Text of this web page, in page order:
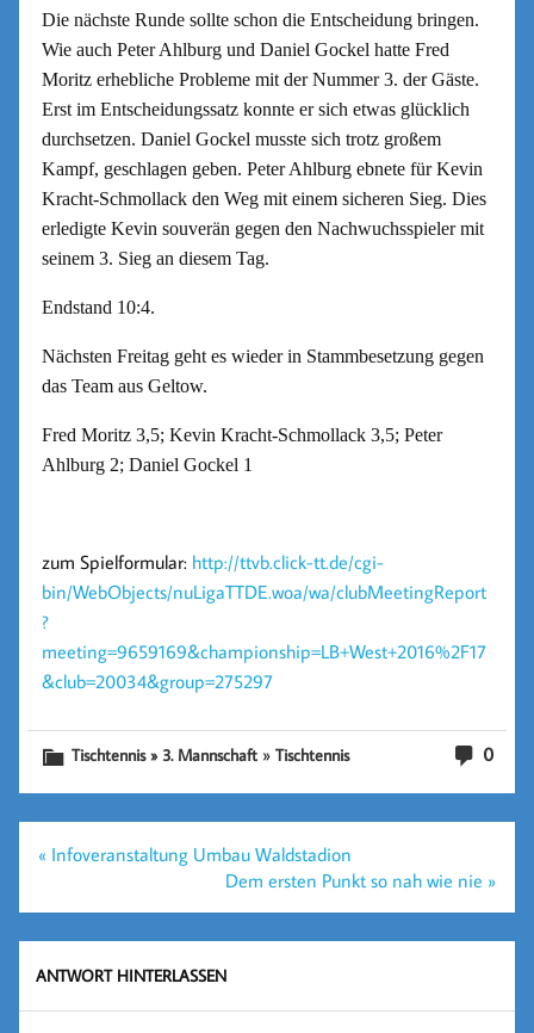
Die nächste Runde sollte schon die Entscheidung bringen.
Wie auch Peter Ahlburg und Daniel Gockel hatte Fred
Moritz erhebliche Probleme mit der Nummer 3. der Gäste.
Erst im Entscheidungssatz konnte er sich etwas glücklich
durchsetzen. Daniel Gockel musste sich trotz großem
Kampf, geschlagen geben. Peter Ahlburg ebnete für Kevin
Kracht-Schmollack den Weg mit einem sicheren Sieg. Dies
erledigte Kevin souverän gegen den Nachwuchsspieler mit
seinem 3. Sieg an diesem Tag.
Endstand 10:4.
Nächsten Freitag geht es wieder in Stammbesetzung gegen
das Team aus Geltow.
Fred Moritz 3,5; Kevin Kracht-Schmollack 3,5; Peter
Ahlburg 2; Daniel Gockel 1
zum Spielformular: http://ttvb.click-tt.de/cgi-
bin/WebObjects/nuLigaTTDE.woa/wa/clubMeetingReport
?
meeting=9659169&championship=LB+West+2016%2F17
&club=20034&group=275297
0
Tischtennis » 3. Mannschaft »Tischtennis
Beitragsnavigation
« Infoveranstaltung Umbau Waldstadion
Dem ersten Punkt so nah wie nie »
ANTWORT HINTERLASSEN